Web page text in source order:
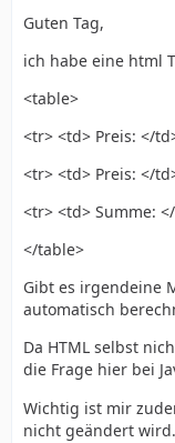
Guten Tag,
ich habe eine html
<table>
<tr> <td> Preis: </
<tr> <td> Preis: </
<tr> <td> Summe:
</table>
Gibt es irgendeine
automatisch
Da HTML selbst
die Frage hier bei
Wichtig ist mir
nicht geändert wird.